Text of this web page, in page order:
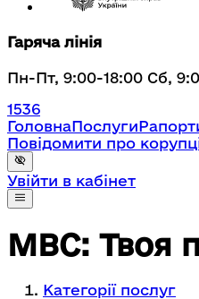
Гаряча лінія
Пн-Пт, 9:00-18:00 Сб,
1536
ГоловнаПослуги
Повідомити про
Увійти в кабінет
МВС: Твоя
Категорії послуг